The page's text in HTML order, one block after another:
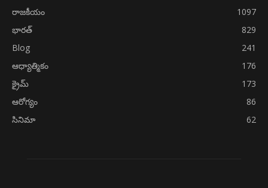
రాజకీయం
1097
భారత్
829
Blog
241
ఆధ్యాత్మికం
176
క్రైమ్
173
ఆరోగ్యం
86
సినిమా
62